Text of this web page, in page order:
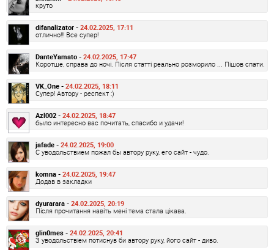
круто
difanalizator - 24.02.2025, 17:11
отлично!!! Все супер!
DanteYamato - 24.02.2025, 17:47
Коротше, справа до ночі. Після статті реально розморило ... Пішов спати.
VK_One - 24.02.2025, 18:11
Супер! Автору - респект :)
Azl002 - 24.02.2025, 18:47
было интересно вас почитать, спасибо и удачи!
jafade - 24.02.2025, 19:00
С уводольствием пожал бы автору руку, его сайт - чудо.
komna - 24.02.2025, 19:47
Додав в закладки
dyurarara - 24.02.2025, 20:19
Після прочитання навіть мені тема стала цікава.
glin0mes - 24.02.2025, 20:41
З уводольствіем потиснув би автору руку, його сайт - диво.